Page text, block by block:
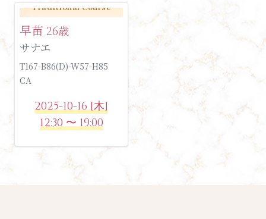
Traditional Course
早苗 26歳
サナエ
T167-B86(D)-W57-H85
CA
2025-10-16 [木]
12:30 〜 19:00